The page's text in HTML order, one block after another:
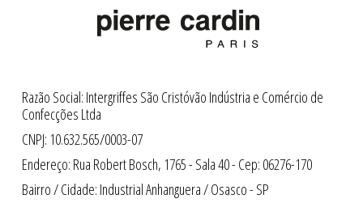
Razão Social: Intergriffes São Cristóvão Indústria e Comércio de
Confecções Ltda
CNPJ: 10.632.565/0003-07
Endereço: Rua Robert Bosch, 1765 - Sala 40 - Cep: 06276-170
Bairro / Cidade: Industrial Anhanguera / Osasco - SP